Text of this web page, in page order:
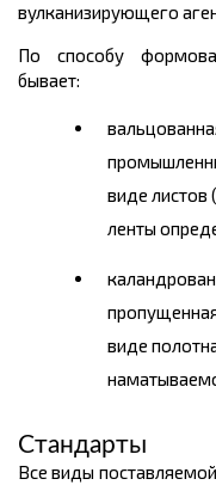
вулканизирующего
По способу
бывает:
виде листов
ленты
виде
Стандарты
Все виды